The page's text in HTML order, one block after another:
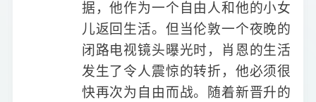
据，他作为一个自由人和他的小女
儿返回生活。但当伦敦一个夜晚的
闭路电视镜头曝光时，肖恩的生活
发生了令人震惊的转折，他必须很
快再次为自由而战。随着新晋升的